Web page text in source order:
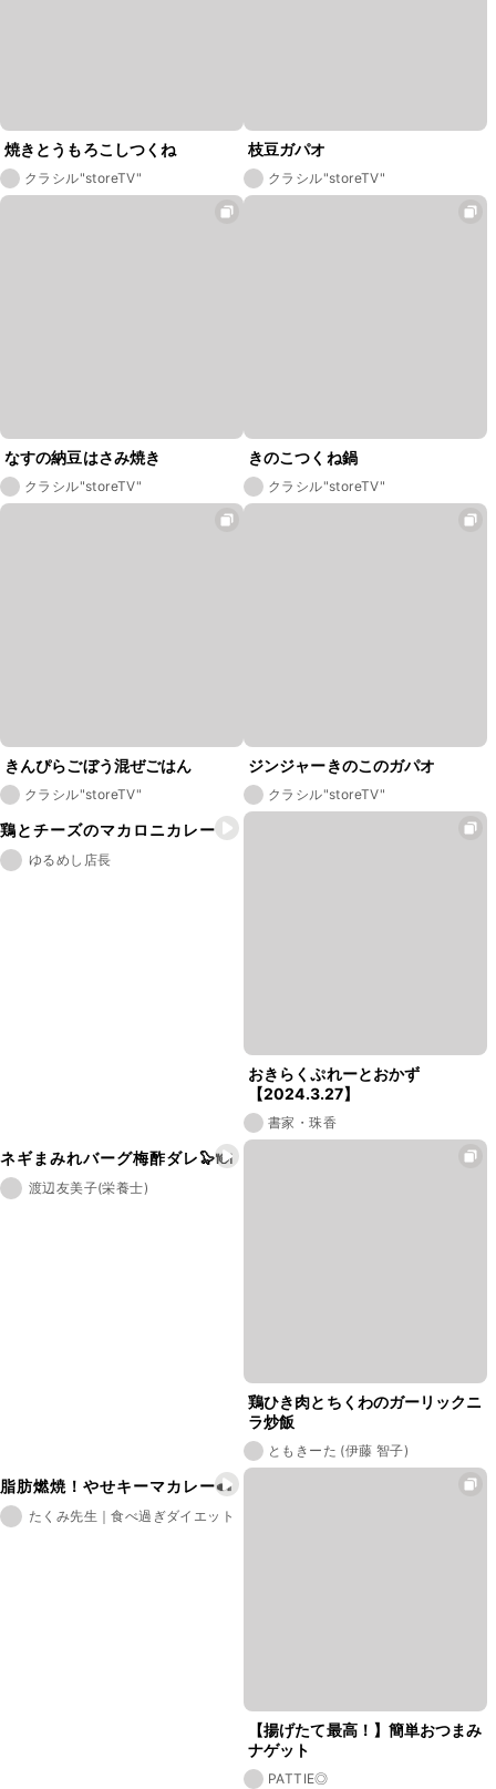
焼きとうもろこしつくね
クラシル"storeTV"
枝豆ガパオ
クラシル"storeTV"
なすの納豆はさみ焼き
クラシル"storeTV"
きのこつくね鍋
クラシル"storeTV"
きんぴらごぼう混ぜごはん
クラシル"storeTV"
ジンジャーきのこのガパオ
クラシル"storeTV"
鶏とチーズのマカロニカレー
ゆるめし店長
おきらくぷれーとおかず
【2024.3.27】
書家・珠香
ネギまみれバーグ梅酢ダレ🦭🍽
渡辺友美子(栄養士)
鶏ひき肉とちくわのガーリックニ
ラ炒飯
ともきーた (伊藤 智子)
脂肪燃焼！やせキーマカレー🍛
たくみ先生｜食べ過ぎダイエット
【揚げたて最高！】簡単おつまみ
ナゲット
PATTIE◎